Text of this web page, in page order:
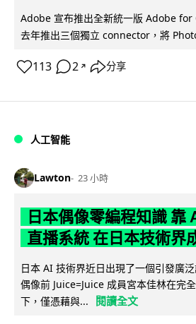
Adobe 宣布推出全新統一版 Adobe for
去年推出三個獨立 connector，將
113 2 ↗ 分享
人工智能
Lawton 23 小時
日本偶像零編程知識 靠
直播系統 在日本技術界
日本 AI 技術界近日出現了一個引發廣
偶像前 Juice=Juice 成員宮本佳林在完
下，僅憑藉與...
閱讀全文